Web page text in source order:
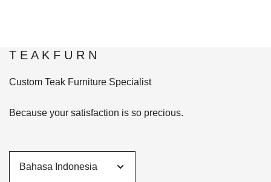
T E A K F U R N
Custom Teak Furniture Specialist
Because your satisfaction is so precious.